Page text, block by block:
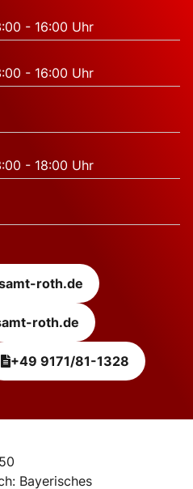
- 16:00 Uhr
- 16:00 Uhr
- 18:00 Uhr
roth.de
roth.de
+49 9171/81-1328
Bayerisches